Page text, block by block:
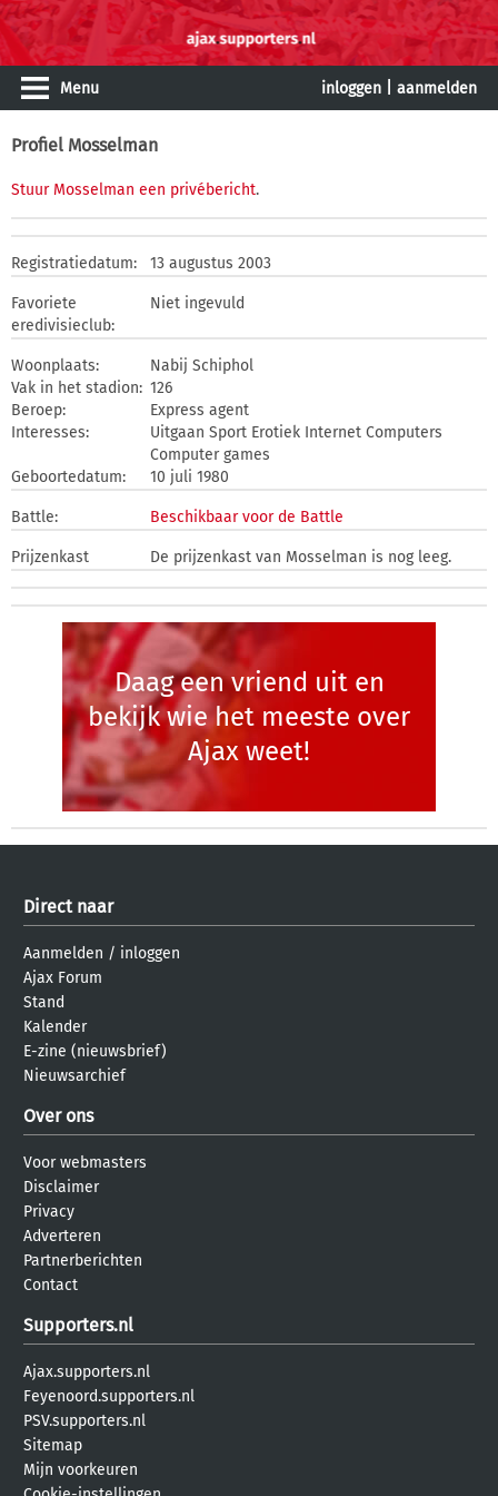
Menu inloggen aanmelden
Profiel Mosselman
Stuur Mosselman een privébericht.
Registratiedatum: 13 augustus 2003
Favoriete
eredivisieclub:
Niet ingevuld
Woonplaats:
Nabij Schiphol
Vak in het stadion: 126
Beroep:
Express agent
Interesses:
Uitgaan Sport Erotiek Internet Computers
Computer games
Geboortedatum:
10 juli 1980
Battle: Beschikbaar voor de Battle
Prijzenkast De prijzenkast van Mosselman is nog leeg.
Daag een vriend uit en
bekijk wie het meeste over
Ajax weet!
Direct naar
Aanmelden / inloggen
Ajax Forum
Stand
Kalender
E-zine (nieuwsbrief)
Nieuwsarchief
Over ons
Voor webmasters
Disclaimer
Privacy
Adverteren
Partnerberichten
Contact
Supporters.nl
Ajax.supporters.nl
Feyenoord.supporters.nl
PSV.supporters.nl
Sitemap
Mijn voorkeuren